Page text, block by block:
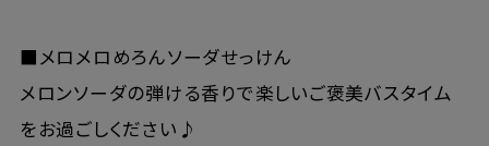
■メロメロめろんソーダせっけん
メロンソーダの弾ける香りで楽しいご褒美バスタイム
をお過ごしください♪